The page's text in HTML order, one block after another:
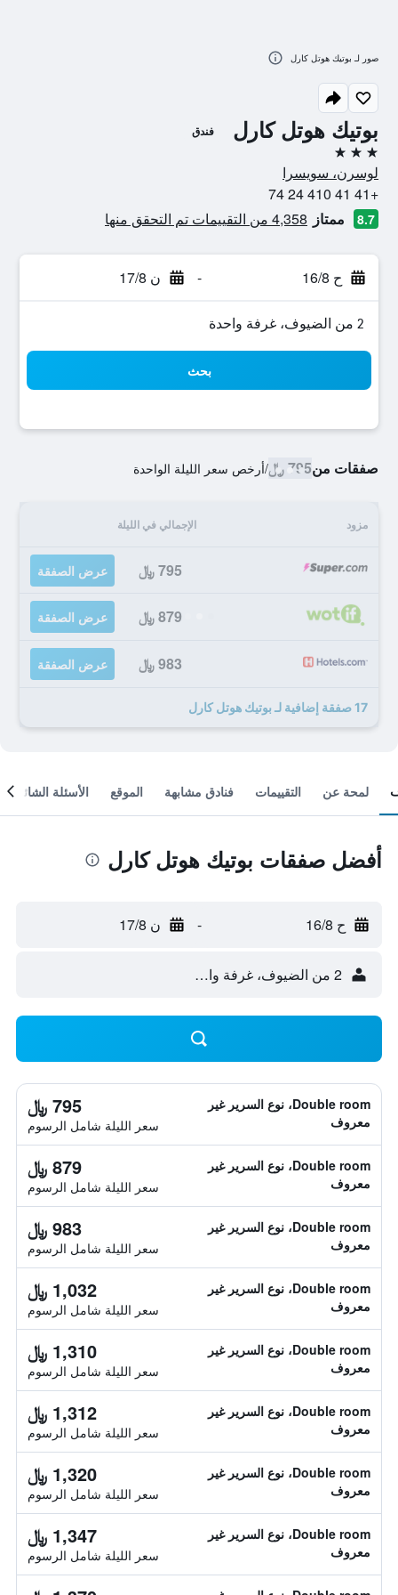
بوتيك هوتل كارل فندق
3 نجوم
لوسرن، سويسرا
+41 41 410 24 74
8.7 ممتاز 4,358 من التقييمات تم التحقق منها
ح 16/8 - ن 17/8
2 من الضيوف، غرفة واحدة
بحث
صفقات من795 ﷼ /أرخص سعر الليلة الواحدة
مزود الإجمالي في الليلة
795 ﷼ عرض الصفقة
879 ﷼ عرض الصفقة
983 ﷼ عرض الصفقة
17 صفقة إضافية لـ بوتيك هوتل كارل
صور لـ بوتيك هوتل كارل
لمحة عن التقييمات فنادق مشابهة الموقع الأسئلة الشائعة
أفضل صفقات بوتيك هوتل كارل
ح 16/8 - ن 17/8
2 من الضيوف، غرفة واحدة
Double room، نوع السرير غير
معروف
795 ﷼
سعر الليلة شامل الرسوم
Double room، نوع السرير غير
معروف
879 ﷼
سعر الليلة شامل الرسوم
Double room، نوع السرير غير
معروف
983 ﷼
سعر الليلة شامل الرسوم
Double room، نوع السرير غير
معروف
1,032 ﷼
سعر الليلة شامل الرسوم
Double room، نوع السرير غير
معروف
1,310 ﷼
سعر الليلة شامل الرسوم
Double room، نوع السرير غير
معروف
1,312 ﷼
سعر الليلة شامل الرسوم
Double room، نوع السرير غير
معروف
1,320 ﷼
سعر الليلة شامل الرسوم
Double room، نوع السرير غير
معروف
1,347 ﷼
سعر الليلة شامل الرسوم